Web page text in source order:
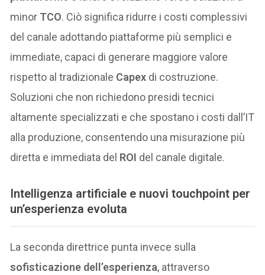
minor TCO. Ciò significa ridurre i costi complessivi
del canale adottando piattaforme più semplici e
immediate, capaci di generare maggiore valore
rispetto al tradizionale Capex di costruzione.
Soluzioni che non richiedono presidi tecnici
altamente specializzati e che spostano i costi dall’IT
alla produzione, consentendo una misurazione più
diretta e immediata del ROI del canale digitale.
Intelligenza artificiale e nuovi touchpoint per
un’esperienza evoluta
La seconda direttrice punta invece sulla
sofisticazione dell’esperienza, attraverso